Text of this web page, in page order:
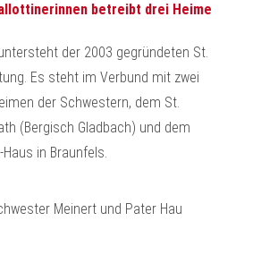
betreibt drei Heime
der 2003 gegründeten St.
Es steht im Verbund mit zwei
der Schwestern, dem St.
(Bergisch Gladbach) und dem
in Braunfels.